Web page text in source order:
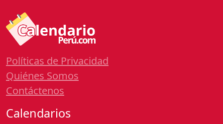
Políticas de Privacidad
Quiénes Somos
Contáctenos
Calendarios